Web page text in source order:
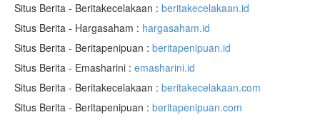
Situs Berita - Beritakecelakaan : beritakecelakaan.id
Situs Berita - Hargasaham : hargasaham.id
Situs Berita - Beritapenipuan : beritapenipuan.id
Situs Berita - Emasharini : emasharini.id
Situs Berita - Beritakecelakaan : beritakecelakaan.com
Situs Berita - Beritapenipuan : beritapenipuan.com